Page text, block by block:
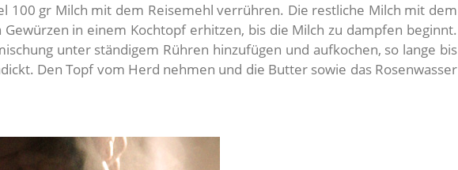
100 gr Milch mit dem Reisemehl verrühren. Die restliche Milch mit dem
in einem Kochtopf erhitzen, bis die Milch zu dampfen beginnt.
unter ständigem Rühren hinzufügen und aufkochen, so lange bis
Den Topf vom Herd nehmen und die Butter sowie das Rosenwasser